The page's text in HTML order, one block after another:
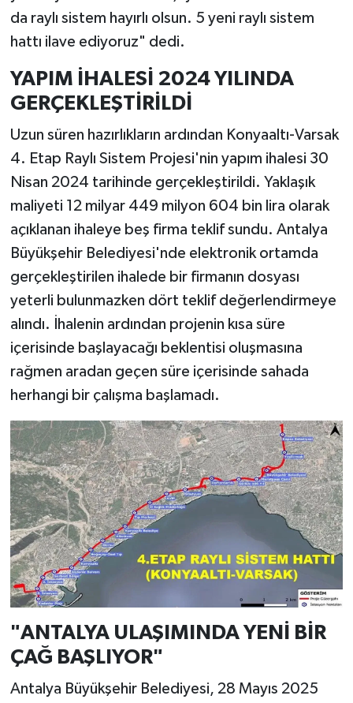
da raylı sistem hayırlı olsun. 5 yeni raylı sistem
hattı ilave ediyoruz" dedi.
YAPIM İHALESİ 2024 YILINDA
GERÇEKLEŞTİRİLDİ
Uzun süren hazırlıkların ardından Konyaaltı-Varsak
4. Etap Raylı Sistem Projesi'nin yapım ihalesi 30
Nisan 2024 tarihinde gerçekleştirildi. Yaklaşık
maliyeti 12 milyar 449 milyon 604 bin lira olarak
açıklanan ihaleye beş firma teklif sundu. Antalya
Büyükşehir Belediyesi'nde elektronik ortamda
gerçekleştirilen ihalede bir firmanın dosyası
yeterli bulunmazken dört teklif değerlendirmeye
alındı. İhalenin ardından projenin kısa süre
içerisinde başlayacağı beklentisi oluşmasına
rağmen aradan geçen süre içerisinde sahada
herhangi bir çalışma başlamadı.
"ANTALYA ULAŞIMINDA YENİ BİR
ÇAĞ BAŞLIYOR"
Antalya Büyükşehir Belediyesi, 28 Mayıs 2025